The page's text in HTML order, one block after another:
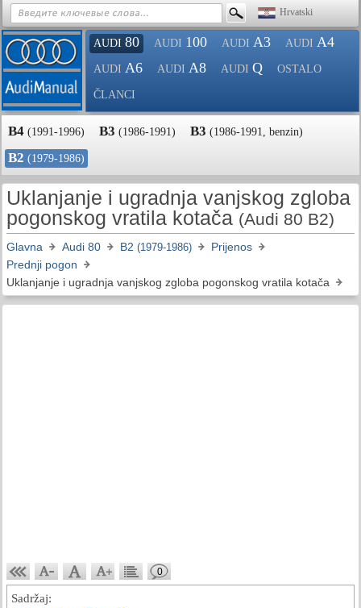
Hrvatski
AUDI 80 AUDI 100 AUDI A3 AUDI A4
AUDI A6 AUDI A8 AUDI Q OSTALO
ČLANCI
B4 (1991-1996) B3 (1986-1991) B3 (1986-1991, benzin)
B2 (1979-1986)
Uklanjanje i ugradnja vanjskog zgloba
pogonskog vratila kotača (Audi 80 B2)
Glavna Audi 80 B2 (1979-1986)
Prijenos
Prednji pogon
Uklanjanje i ugradnja vanjskog zgloba pogonskog vratila kotača
0
Sadržaj: